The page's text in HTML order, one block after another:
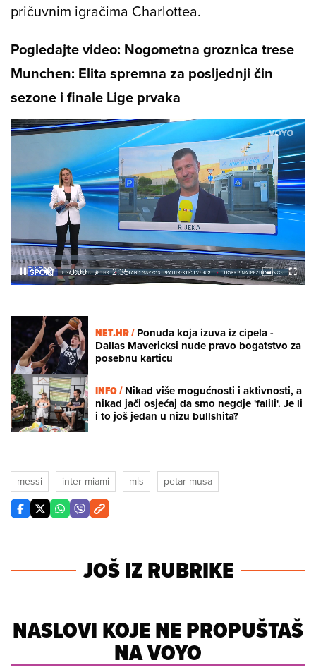
pričuvnim igračima Charlottea.
Pogledajte video: Nogometna groznica trese
Munchen: Elita spremna za posljednji čin
sezone i finale Lige prvaka
Unmute /
Loaded:
9.50%
NET.HR /Ponuda koja izuva iz cipela -
Dallas Mavericksi nude pravo bogatstvo za
posebnu karticu
INFO /Nikad više mogućnosti i aktivnosti, a
nikad jači osjećaj da smo negdje 'falili'. Je li
i to još jedan u nizu bullshita?
messi inter miami mls petar musa
JOŠ IZ RUBRIKE
NASLOVI KOJE NE PROPUŠTAŠ
NA VOYO